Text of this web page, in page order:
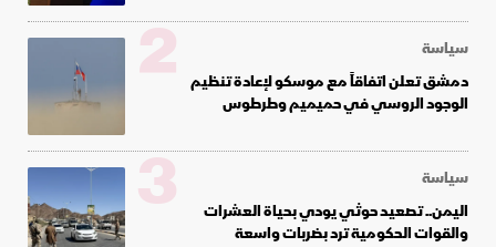
سياسة
دمشق تعلن اتفاقاً مع موسكو لإعادة تنظيم
الوجود الروسي في حميميم وطرطوس
2
سياسة
اليمن.. تصعيد حوثي يودي بحياة العشرات
والقوات الحكومية ترد بضربات واسعة
3